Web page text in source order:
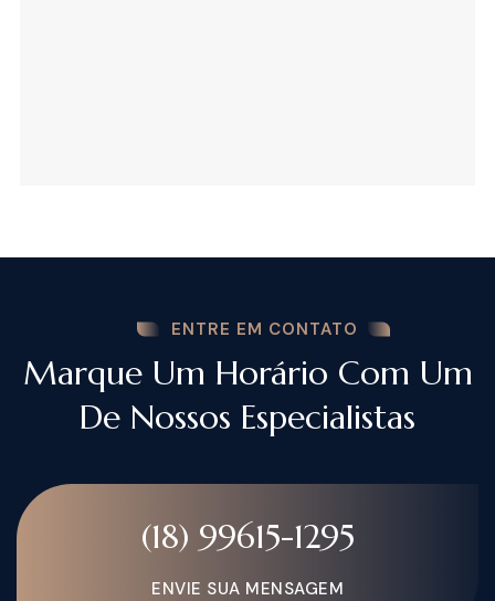
ENTRE EM CONTATO
Marque Um Horário Com Um
De Nossos Especialistas
(18) 99615-1295
ENVIE SUA MENSAGEM